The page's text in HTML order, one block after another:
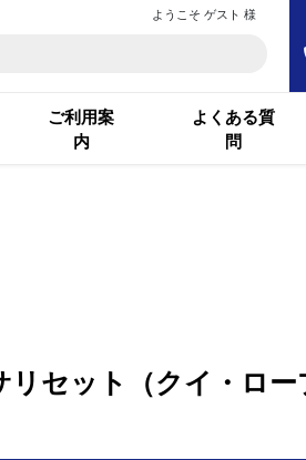
ようこそ ゲスト 様
ご利用案
内
よくある質
問
セット（クイ・ロー